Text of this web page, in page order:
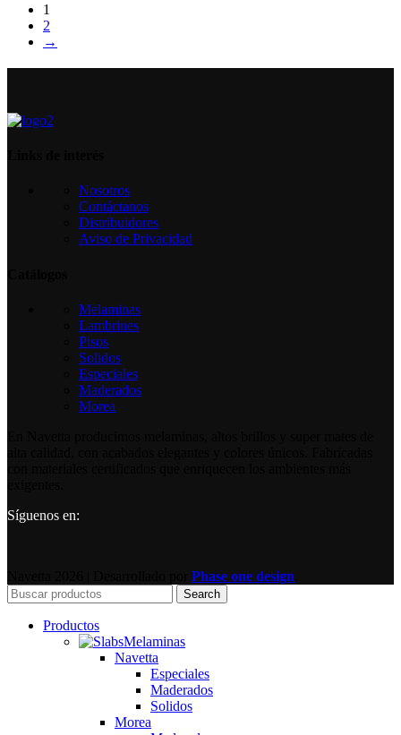
1
2
→
Nosotros
Contáctanos
Distribuidores
Aviso de Privacidad
Melaminas
Lambrines
Pisos
Solidos
Especiales
Maderados
Morea
Síguenos en:
Phase one design
Search
Productos
Melaminas
Navetta
Especiales
Maderados
Solidos
Morea